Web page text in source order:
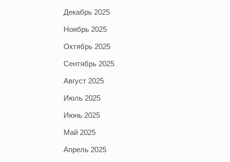
Декабрь 2025
Ноябрь 2025
Октябрь 2025
Сентябрь 2025
Август 2025
Июль 2025
Июнь 2025
Май 2025
Апрель 2025